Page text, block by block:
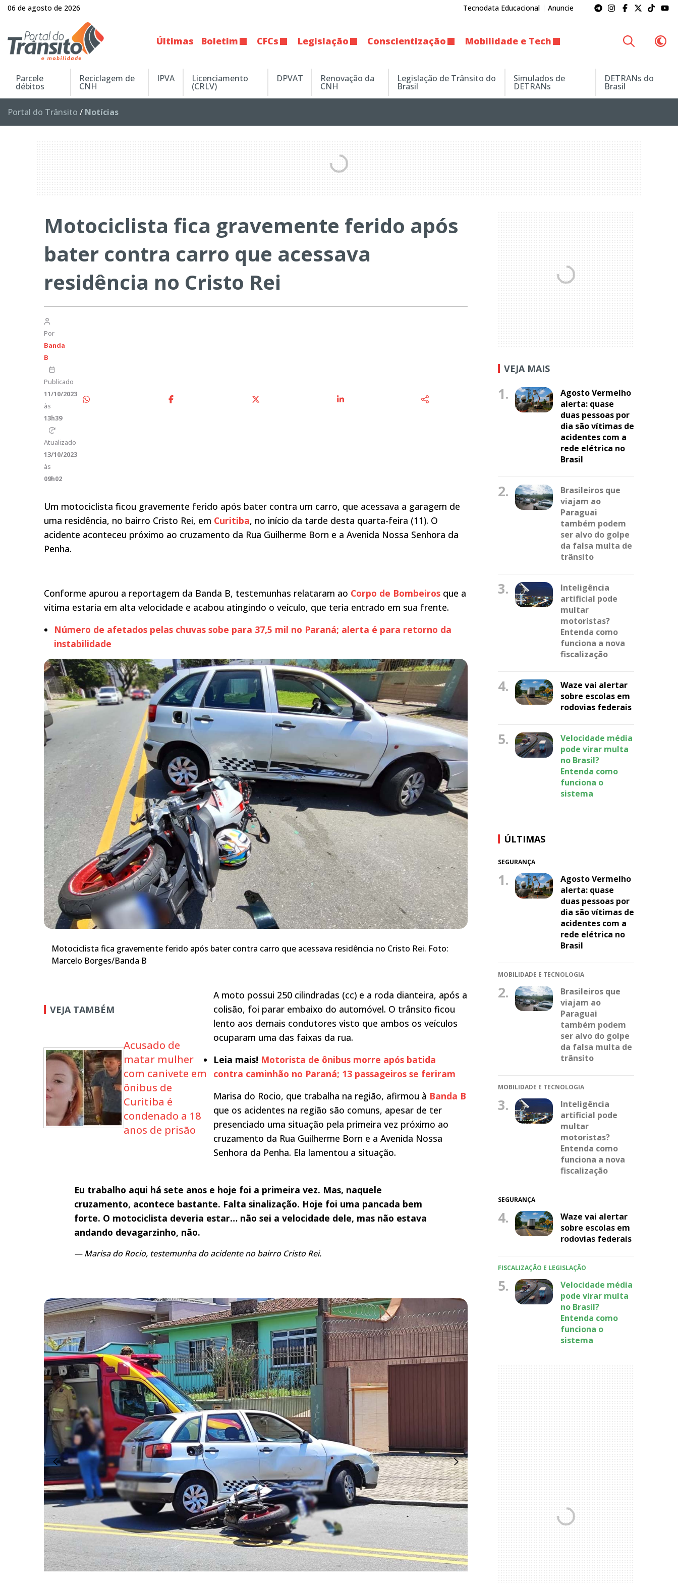
06 de agosto de 2026 Tecnodata Educacional Anuncie
Últimas Boletim CFCs Legislação Conscientização Mobilidade e Tech
Parcele
débitos
Reciclagem de
CNH
IPVA Licenciamento
(CRLV)
DPVAT Renovação da
CNH
Legislação de Trânsito do
Brasil
Simulados de
DETRANs
DETRANs do
Brasil
Portal do Trânsito / Notícias
Motociclista fica gravemente ferido após
bater contra carro que acessava
residência no Cristo Rei
Por
Banda
B
Publicado
11/10/2023
às
13h39
Atualizado
13/10/2023
às
09h02
Um motociclista ficou gravemente ferido após bater contra um carro, que acessava a garagem de
uma residência, no bairro Cristo Rei, em Curitiba, no início da tarde desta quarta-feira (11). O
acidente aconteceu próximo ao cruzamento da Rua Guilherme Born e a Avenida Nossa Senhora da
Penha.
Conforme apurou a reportagem da Banda B, testemunhas relataram ao Corpo de Bombeiros que a
vítima estaria em alta velocidade e acabou atingindo o veículo, que teria entrado em sua frente.
Número de afetados pelas chuvas sobe para 37,5 mil no Paraná; alerta é para retorno da
instabilidade
Motociclista fica gravemente ferido após bater contra carro que acessava residência no Cristo Rei. Foto:
Marcelo Borges/Banda B
VEJA TAMBÉM
Acusado de
matar mulher
com canivete em
ônibus de
Curitiba é
condenado a 18
anos de prisão
A moto possui 250 cilindradas (cc) e a roda dianteira, após a
colisão, foi parar embaixo do automóvel. O trânsito ficou
lento aos demais condutores visto que ambos os veículos
ocuparam uma das faixas da rua.
Leia mais! Motorista de ônibus morre após batida
contra caminhão no Paraná; 13 passageiros se feriram
Marisa do Rocio, que trabalha na região, afirmou à Banda B
que os acidentes na região são comuns, apesar de ter
presenciado uma situação pela primeira vez próximo ao
cruzamento da Rua Guilherme Born e a Avenida Nossa
Senhora da Penha. Ela lamentou a situação.
Eu trabalho aqui há sete anos e hoje foi a primeira vez. Mas, naquele
cruzamento, acontece bastante. Falta sinalização. Hoje foi uma pancada bem
forte. O motociclista deveria estar… não sei a velocidade dele, mas não estava
andando devagarzinho, não.
Marisa do Rocio, testemunha do acidente no bairro Cristo Rei.
Slide anterior Próximo slide
VEJA MAIS
1.
Agosto Vermelho
alerta: quase
duas pessoas por
dia são vítimas de
acidentes com a
rede elétrica no
Brasil
2.
Brasileiros que
viajam ao
Paraguai
também podem
ser alvo do golpe
da falsa multa de
trânsito
3.
Inteligência
artificial pode
multar
motoristas?
Entenda como
funciona a nova
fiscalização
4.
Waze vai alertar
sobre escolas em
rodovias federais
5.
Velocidade média
pode virar multa
no Brasil?
Entenda como
funciona o
sistema
ÚLTIMAS
SEGURANÇA
1.
Agosto Vermelho
alerta: quase
duas pessoas por
dia são vítimas de
acidentes com a
rede elétrica no
Brasil
MOBILIDADE E TECNOLOGIA
2.
Brasileiros que
viajam ao
Paraguai
também podem
ser alvo do golpe
da falsa multa de
trânsito
MOBILIDADE E TECNOLOGIA
3.
Inteligência
artificial pode
multar
motoristas?
Entenda como
funciona a nova
fiscalização
SEGURANÇA
4.
Waze vai alertar
sobre escolas em
rodovias federais
FISCALIZAÇÃO E LEGISLAÇÃO
5.
Velocidade média
pode virar multa
no Brasil?
Entenda como
funciona o
sistema